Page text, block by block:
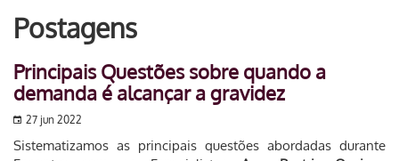
Postagens
Principais Questões sobre quando a
demanda é alcançar a gravidez
27 jun 2022
Sistematizamos as principais questões abordadas durante